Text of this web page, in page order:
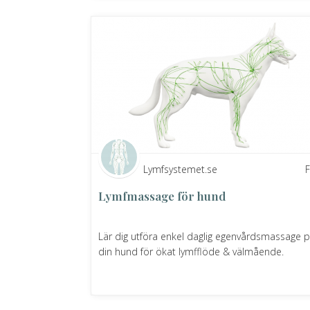
Lymfsystemet.se
Lymfmassage för hund
Lär dig utföra enkel daglig egenvårdsmassage
din hund för ökat lymfflöde & välmående.